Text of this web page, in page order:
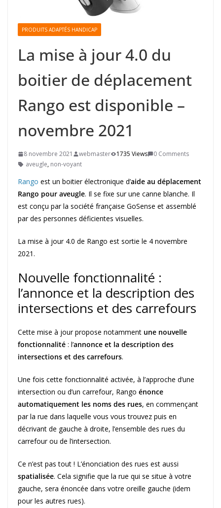
PRODUITS ADAPTÉS HANDICAP
La mise à jour 4.0 du
boitier de déplacement
Rango est disponible –
novembre 2021
8 novembre 2021 webmaster 1735 Views
0 Comments
aveugle, non-voyant
Rango est un boitier électronique d’aide au déplacement
Rango pour aveugle. Il se fixe sur une canne blanche. Il
est conçu par la société française GoSense et assemblé
par des personnes déficientes visuelles.
La mise à jour 4.0 de Rango est sortie le 4 novembre
2021.
Nouvelle fonctionnalité :
l’annonce et la description des
intersections et des carrefours
Cette mise à jour propose notamment une nouvelle
fonctionnalité : l’annonce et la description des
intersections et des carrefours.
Une fois cette fonctionnalité activée, à l’approche d’une
intersection ou d’un carrefour, Rango énonce
automatiquement les noms des rues, en commençant
par la rue dans laquelle vous vous trouvez puis en
décrivant de gauche à droite, l’ensemble des rues du
carrefour ou de l’intersection.
Ce n’est pas tout ! L’énonciation des rues est aussi
spatialisée. Cela signifie que la rue qui se situe à votre
gauche, sera énoncée dans votre oreille gauche (idem
pour les autres rues).